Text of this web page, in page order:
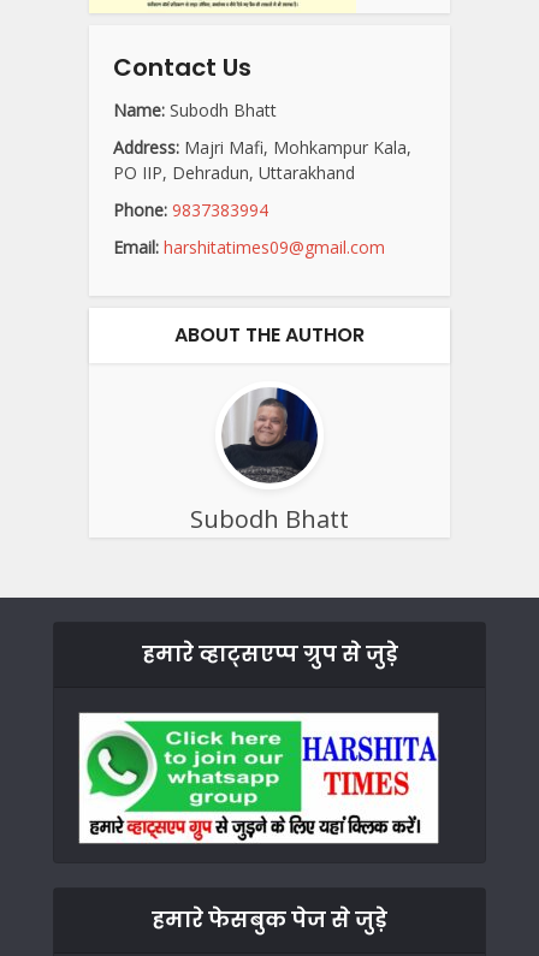
Contact Us
Name: Subodh Bhatt
Address: Majri Mafi, Mohkampur Kala,
PO IIP, Dehradun, Uttarakhand
Phone: 9837383994
Email: harshitatimes09@gmail.com
ABOUT THE AUTHOR
Subodh Bhatt
हमारे व्हाट्सएप्प ग्रुप से जुड़े
हमारे फेसबुक पेज से जुड़े